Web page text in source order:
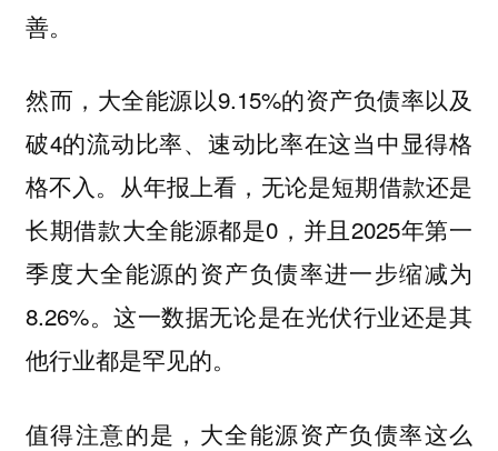
善。
然而，大全能源以9.15%的资产负债率以及
破4的流动比率、速动比率在这当中显得格
格不入。从年报上看，无论是短期借款还是
长期借款大全能源都是0，并且2025年第一
季度大全能源的资产负债率进一步缩减为
8.26%。这一数据无论是在光伏行业还是其
他行业都是罕见的。
值得注意的是，大全能源资产负债率这么